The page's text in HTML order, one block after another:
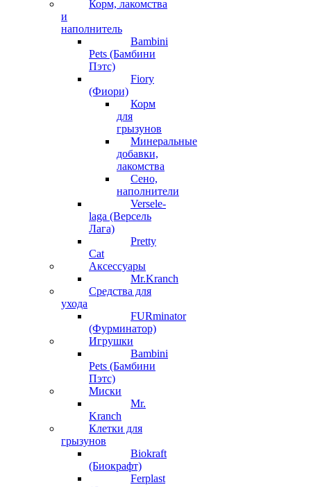
Корм, лакомства
и
наполнитель
Bambini
Pets (Бамбини
Пэтс)
Fiory
(Фиори)
Корм
для
грызунов
Минеральные
добавки,
лакомства
Сено,
наполнители
Versele-
laga (Версель
Лага)
Pretty
Cat
Аксессуары
Mr.Kranch
Средства для
ухода
FURminator
(Фурминатор)
Игрушки
Bambini
Pets (Бамбини
Пэтс)
Миски
Mr.
Kranch
Клетки для
грызунов
Biokraft
(Биокрафт)
Ferplast